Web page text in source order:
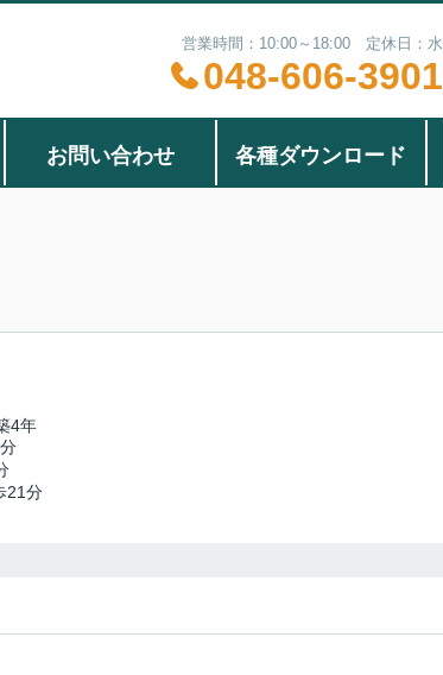
営業時間：10:00～18:00 定休日：水
048-606-3901
お問い合わせ 各種ダウンロード
4年
21分